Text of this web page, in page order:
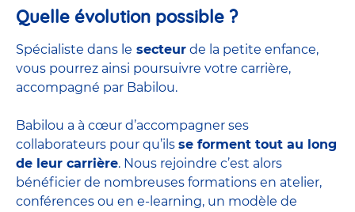
Quelle évolution possible ?
Spécialiste dans le secteur de la petite enfance,
vous pourrez ainsi poursuivre votre carrière,
accompagné par Babilou.
Babilou a à cœur d’accompagner ses
collaborateurs pour qu’ils se forment tout au long
de leur carrière. Nous rejoindre c’est alors
bénéficier de nombreuses formations en atelier,
conférences ou en e-learning, un modèle de